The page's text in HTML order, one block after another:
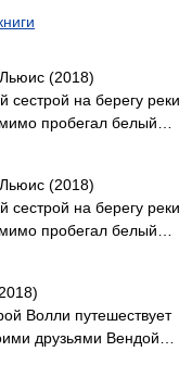
(2018)
на берегу реки
пробегал белый…
(2018)
на берегу реки
пробегал белый…
Волли путешествует
друзьями Вендой…